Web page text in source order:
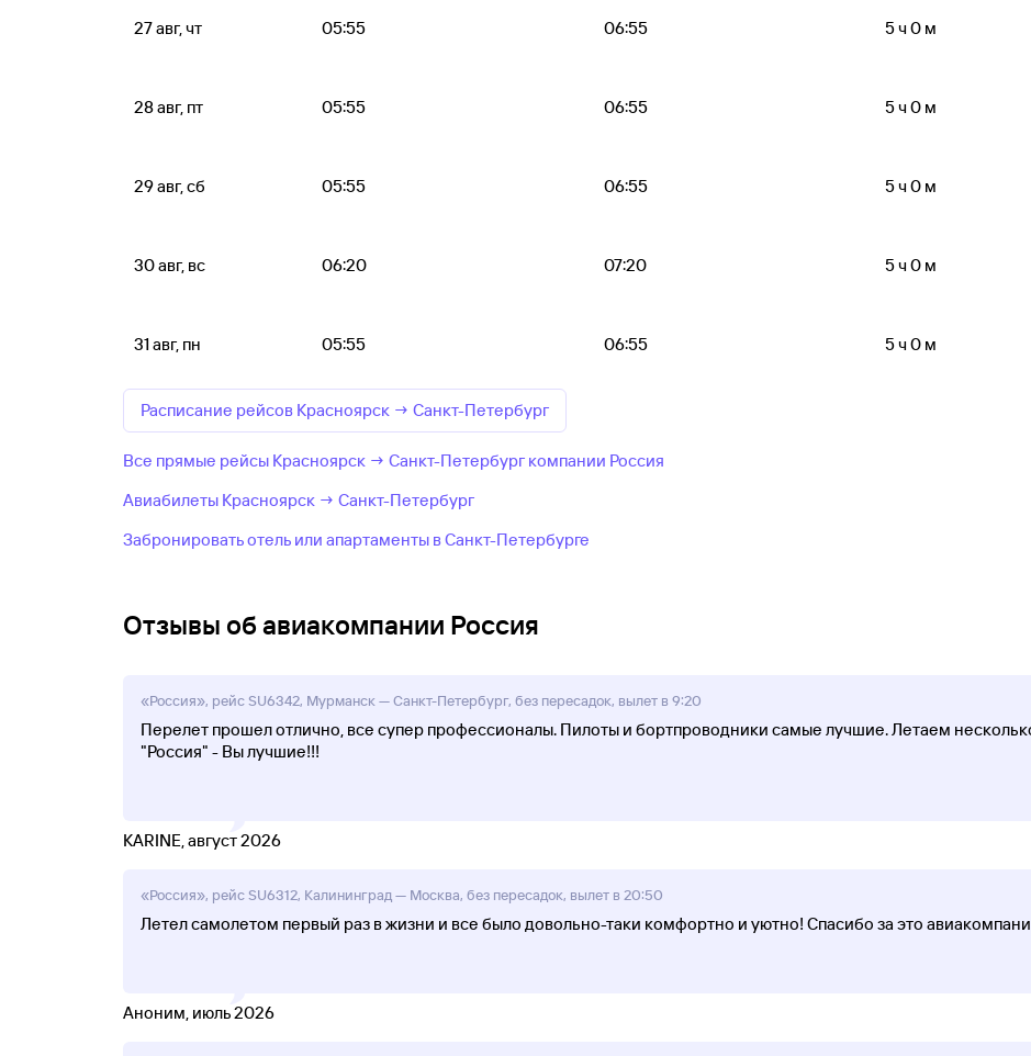
27 авг, чт 05:55 06:55 5 ч 0 м
28 авг, пт 05:55 06:55 5 ч 0 м
29 авг, сб 05:55 06:55 5 ч 0 м
30 авг, вс 06:20 07:20 5 ч 0 м
31 авг, пн 05:55 06:55 5 ч 0 м
Расписание рейсов Красноярск → Санкт-Петербург
Все прямые рейсы Красноярск → Санкт-Петербург компании Россия
Авиабилеты Красноярск → Санкт-Петербург
Забронировать отель или апартаменты в Санкт-Петербурге
Отзывы об авиакомпании Россия
«Россия», рейс SU6342, Мурманск — Санкт-Петербург, без пересадок, вылет в 9:20
Перелет прошел отлично, все супер профессионалы. Пилоты и бортпроводники самые лучшие. Летаем
"Россия" - Вы лучшие!!!
KARINE, август 2026
«Россия», рейс SU6312, Калининград — Москва, без пересадок, вылет в 20:50
Летел самолетом первый раз в жизни и все было довольно-таки комфортно и уютно! Спасибо за это
Аноним, июль 2026